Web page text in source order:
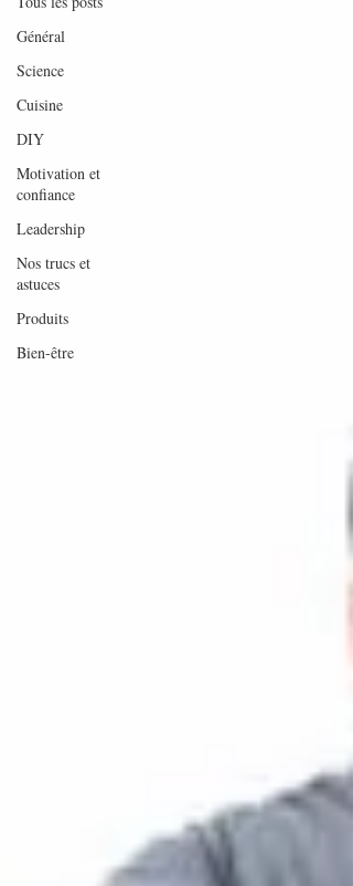
Général
Science
Cuisine
DIY
Motivation et
confiance
Leadership
Nos trucs et
astuces
Produits
Bien-être